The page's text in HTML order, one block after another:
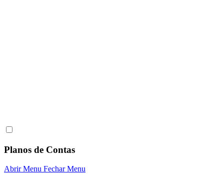
Planos de Contas
Abrir Menu Fechar Menu